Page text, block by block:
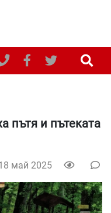
пътя и пътеката
май 2025